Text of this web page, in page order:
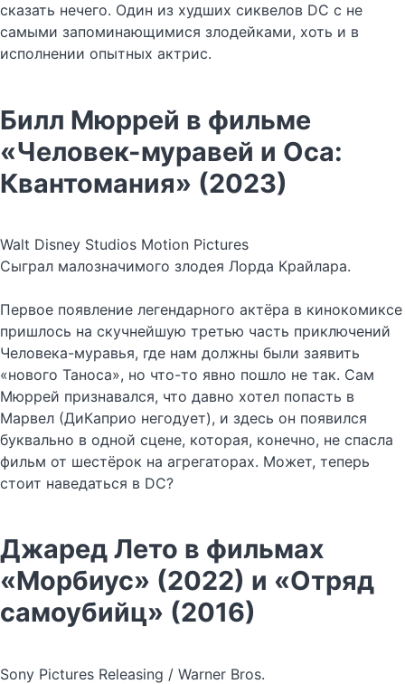
сказать нечего. Один из худших сиквелов DC с не
самыми запоминающимися злодейками, хоть и в
исполнении опытных актрис.
Билл Мюррей в фильме
«Человек-муравей и Оса:
Квантомания» (2023)
Walt Disney Studios Motion Pictures
Сыграл малозначимого злодея Лорда Крайлара.
Первое появление легендарного актёра в кинокомиксе
пришлось на скучнейшую третью часть приключений
Человека-муравья, где нам должны были заявить
«нового Таноса», но что-то явно пошло не так. Сам
Мюррей признавался, что давно хотел попасть в
Марвел (ДиКаприо негодует), и здесь он появился
буквально в одной сцене, которая, конечно, не спасла
фильм от шестёрок на агрегаторах. Может, теперь
стоит наведаться в DC?
Джаред Лето в фильмах
«Морбиус» (2022) и «Отряд
самоубийц» (2016)
Sony Pictures Releasing / Warner Bros.